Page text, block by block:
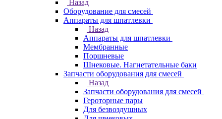
Назад
Оборудование для смесей
Аппараты для шпатлевки
Назад
Аппараты для шпатлевки
Мембранные
Поршневые
Шнековые. Нагнетательные баки
Запчасти оборудования для смесей
Назад
Запчасти оборудования для смесей
Героторные пары
Для безвоздушных